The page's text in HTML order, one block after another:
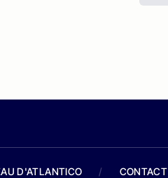
D'ATLANTICO / CONTACT